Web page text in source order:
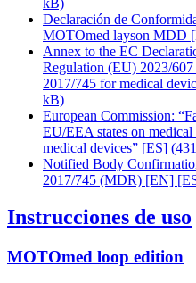
Declaración de
MOTOmed layson MDD
Annex to the EC
Regulation (EU) 2023/
2017/745 for medical
kB)
European Commission:
EU/EEA states on
medical devices” [ES]
Notified Body
2017/745 (MDR) [EN]
Instrucciones de uso
MOTOmed loop edition